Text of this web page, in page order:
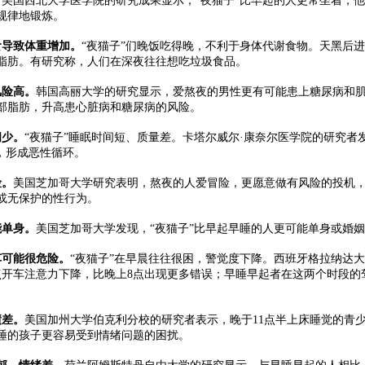
律地锻炼。
致体重增加。“夜猫子”们晚饭吃得晚，不利于身体代谢食物。天黑后
肪。有研究称，人们在深夜往往想吃垃圾食品。
高。韩国高丽大学的研究显示，爱熬夜的男性更有可能患上糖尿病和
脂肪，升高患心脏病和糖尿病的风险。
。“夜猫子”睡眠时间短、质量差。卡塔尔威尔·康奈尔医学院的研究者
形成恶性循环。
美国芝加哥大学研究表明，熬夜的人爱冒险，更愿意做有风险的投机
无保护的性行为。
身。 美国芝加哥大学发现，“夜猫子”比早起早睡的人更可能单身或婚
能很危险。“夜猫子”在早晨往往很困，警觉度下降。西班牙格拉纳达
车注意力下降，比晚上8点出现更多错误；早睡早起者在这两个时段的
。 美国加州大学伯克利分校的研究者表示，晚于11点半上床睡觉的青
的孩子更容易受到情绪问题的困扰。